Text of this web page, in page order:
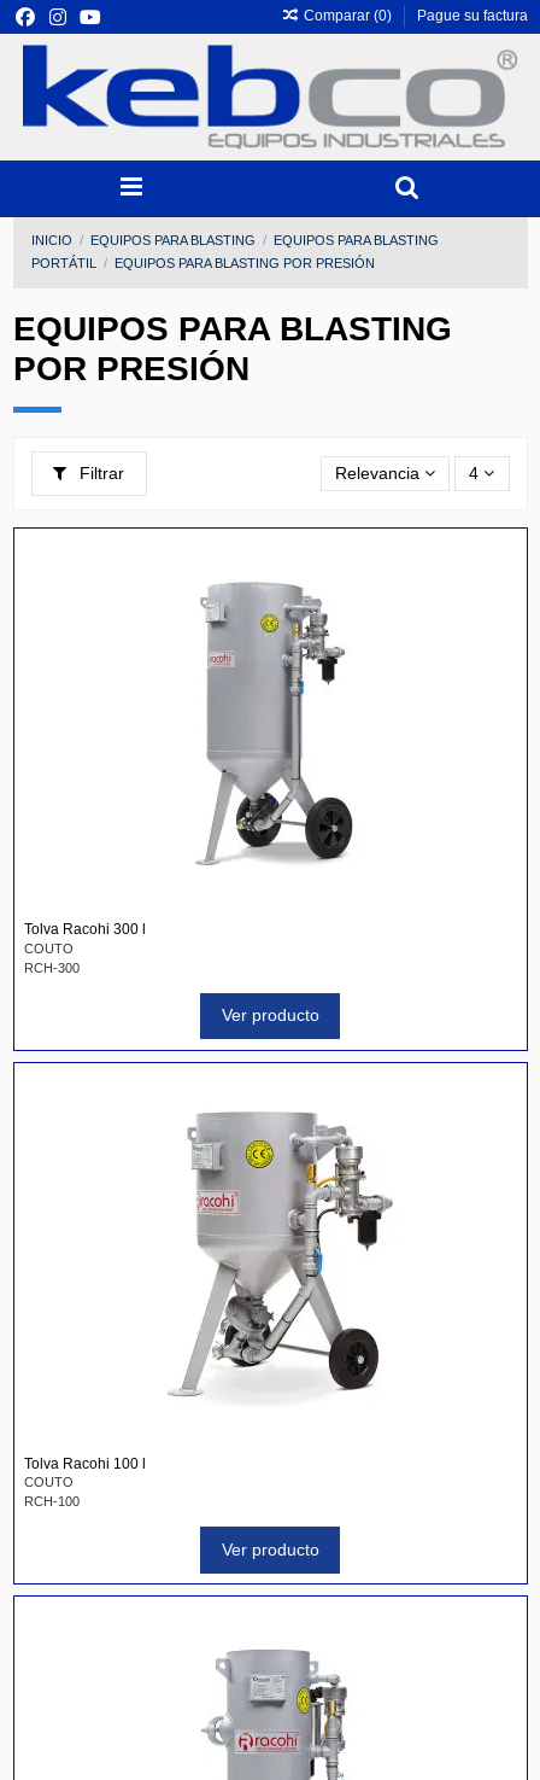
Comparar (0) Pague su factura
INICIO EQUIPOS PARA BLASTING
EQUIPOS PARA BLASTING
PORTÁTIL
EQUIPOS PARA BLASTING POR PRESIÓN
EQUIPOS PARA BLASTING
POR PRESIÓN
Filtrar Relevancia 4
Tolva Racohi 300 l
COUTO
RCH-300
Ver producto
Tolva Racohi 100 l
COUTO
RCH-100
Ver producto